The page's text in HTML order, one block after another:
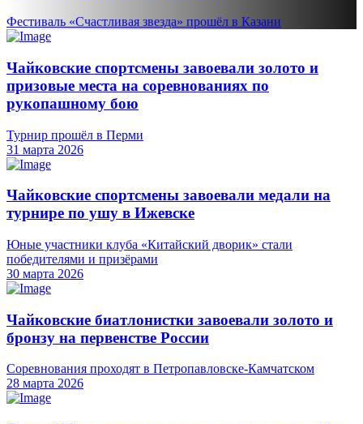
Фестиваль «Счастливая звезда» прошёл в Казани
Чайковские спортсмены завоевали золото и
призовые места на соревнованиях по
рукопашному бою
Турнир прошёл в Перми
31 марта 2026
Чайковские спортсмены завоевали медали на
турнире по ушу в Ижевске
Юные участники клуба «Китайский дворик» стали
победителями и призёрами
30 марта 2026
Чайковские биатлонистки завоевали золото и
бронзу на первенстве России
Соревнования проходят в Петропавловске-Камчатском
28 марта 2026